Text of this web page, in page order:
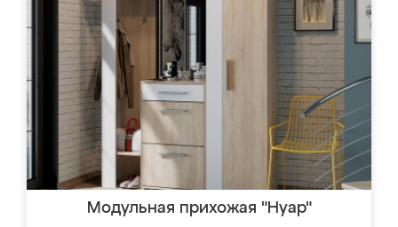
Модульная прихожая "Нуар"